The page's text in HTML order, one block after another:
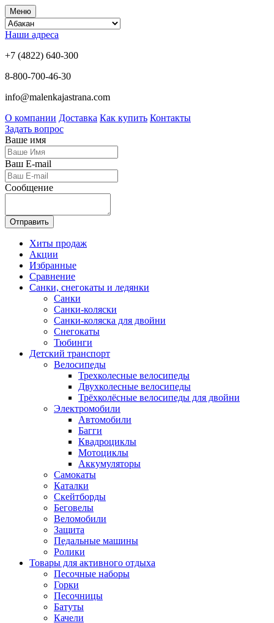
Меню
Наши адреса
+7 (4822) 640-300
8-800-700-46-30
info@malenkajastrana.com
О компании Доставка Как купить Контакты
Задать вопрос
Ваше имя
Ваш E-mail
Сообщение
Отправить
Хиты продаж
Акции
Избранные
Сравнение
Санки, снегокаты и ледянки
Санки
Санки-коляски
Санки-коляска для двойни
Снегокаты
Тюбинги
Детский транспорт
Велосипеды
Трехколесные велосипеды
Двухколесные велосипеды
Трёхколёсные велосипеды для двойни
Электромобили
Автомобили
Багги
Квадроциклы
Мотоциклы
Аккумуляторы
Самокаты
Каталки
Скейтборды
Беговелы
Веломобили
Защита
Педальные машины
Ролики
Товары для активного отдыха
Песочные наборы
Горки
Песочницы
Батуты
Качели